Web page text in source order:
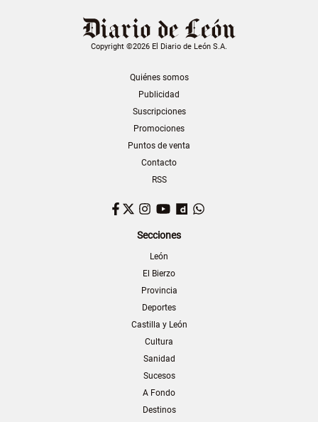
Copyright ©2026 El Diario de León S.A.
Quiénes somos
Publicidad
Suscripciones
Promociones
Puntos de venta
Contacto
RSS
Facebook
TwitterInstagram
YouTubeDailymotion
Secciones
León
El Bierzo
Provincia
Deportes
Castilla y León
Cultura
Sanidad
Sucesos
A Fondo
Destinos